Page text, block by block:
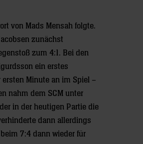
von Mads Mensah folgte.
zunächst
zum 4:1. Bei den
ein erstes
Minute an im Spiel –
nahm dem SCM unter
in der heutigen Partie die
dann allerdings
7:4 dann wieder für